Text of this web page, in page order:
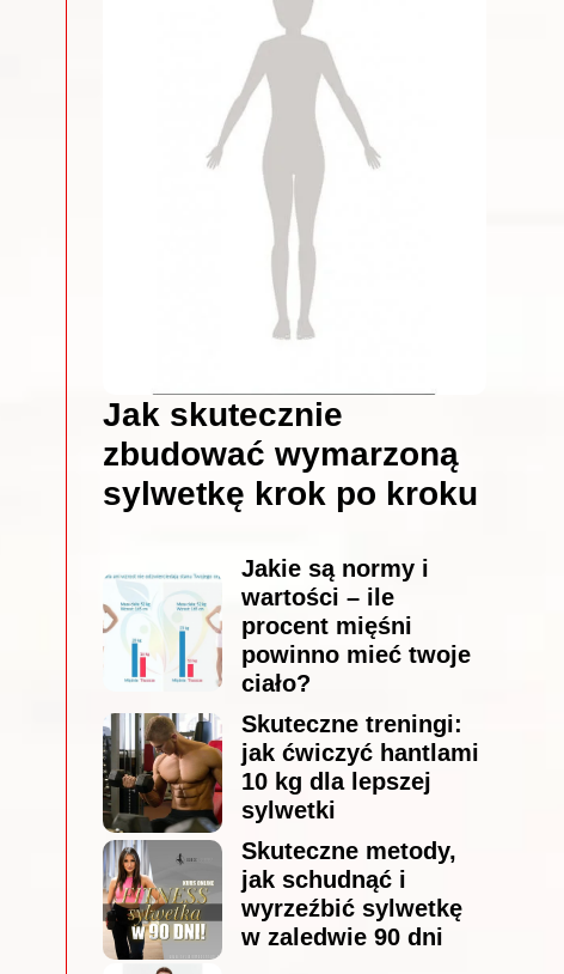
Jak skutecznie
zbudować wymarzoną
sylwetkę krok po kroku
Jakie są normy i
wartości – ile
procent mięśni
powinno mieć twoje
ciało?
Skuteczne treningi:
jak ćwiczyć hantlami
10 kg dla lepszej
sylwetki
Skuteczne metody,
jak schudnąć i
wyrzeźbić sylwetkę
w zaledwie 90 dni